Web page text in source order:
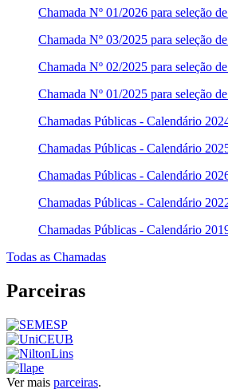
Chamada Nº 01/2026 para seleção
Chamada Nº 03/2025 para seleção
Chamada Nº 02/2025 para seleção
Chamada Nº 01/2025 para seleção
Chamadas Públicas - Calendário
Chamadas Públicas - Calendário
Chamadas Públicas - Calendário
Chamadas Públicas - Calendário
Chamadas Públicas - Calendário
Todas as Chamadas
Parceiras
Ver mais parceiras.